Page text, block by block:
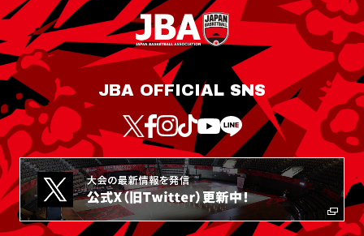
JBA OFFICIAL SNS